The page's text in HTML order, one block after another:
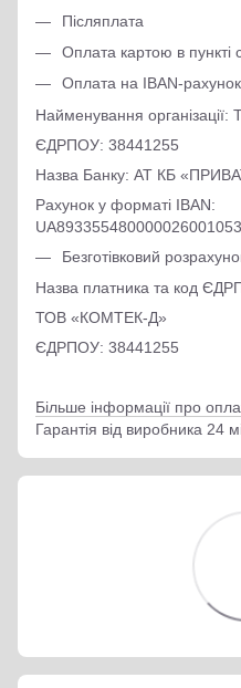
Післяплата
Оплата картою в пункті
Оплата на IBAN-
Найменування
ЄДРПОУ: 38441255
Назва Банку: АТ КБ
Рахунок у форматі IBAN:
Безготівковий
Назва платника та код
ТОВ «КОМТЕК-Д»
ЄДРПОУ: 38441255
Більше інформації про
Гарантія від виробника 24